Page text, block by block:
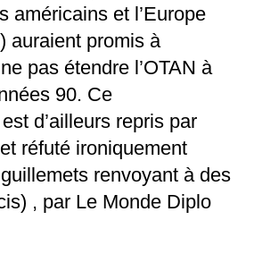
américains et l’Europe
auraient promis à
pas étendre l’OTAN à
90. Ce
d’ailleurs repris par
réfuté ironiquement
renvoyant à des
, par Le Monde Diplo